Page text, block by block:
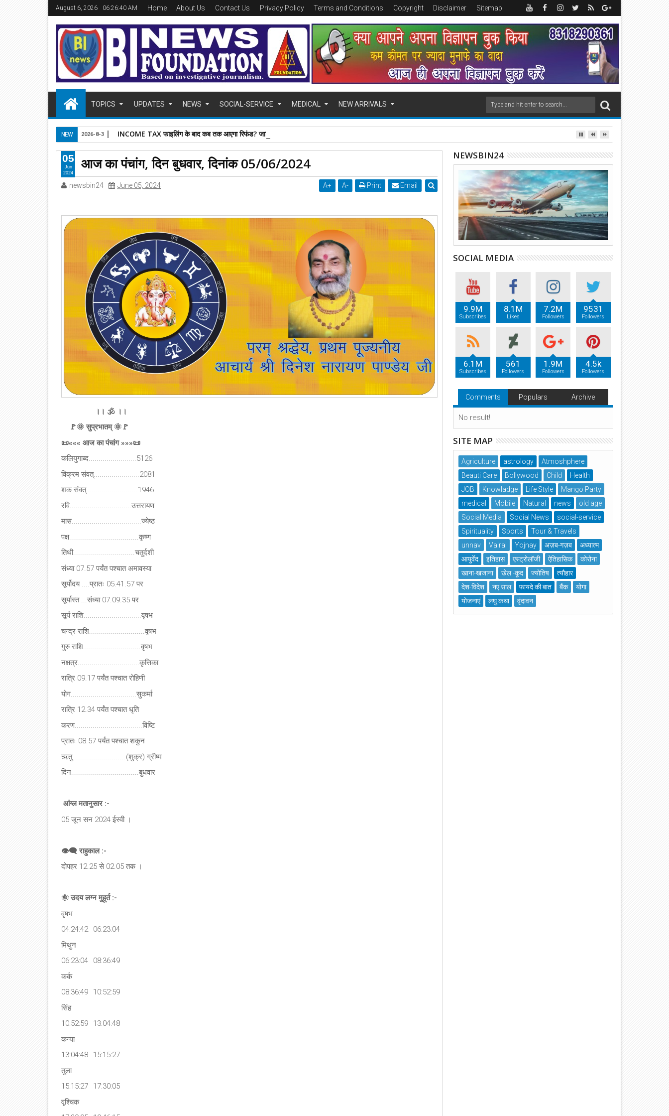
August 6, 2026 06:26:41 AM Home About Us Contact Us Privacy Policy Terms and Conditions Copyright Disclaimer Sitemap
TOPICS UPDATES NEWS SOCIAL-SERVICE MEDICAL NEW ARRIVALS
NEW INCOME TAX फाइलिंग के बाद कब तक आएगा रिफंड? जानिए कितने दिनों में मिलेगा पैसा, ऐसे चेक करें स्टेटस
2026-8-3
आज का पंचांग, दिन बुधवार, दिनांक 05/06/2024
newsbin24 June 05, 2024 A+ A- Print Email
।। 🕉️ ।।
🚩🌞 सुप्रभातम् 🌞🚩
📜««« आज का पंचांग »»»📜
कलियुगाब्द........................5126
विक्रम संवत्.......................2081
शक संवत्..........................1946
रवि...............................उत्तरायण
मास...................................ज्येष्ठ
पक्ष...................................कृष्ण
तिथी...............................चतुर्दशी
संध्या 07.57 पर्यंत पश्चात अमावस्या
सूर्योदय ....प्रातः 05.41.57 पर
सूर्यास्त ...संध्या 07.09.35 पर
सूर्य राशि.............................वृषभ
चन्द्र राशि............................वृषभ
गुरु राशि.............................वृषभ
नक्षत्र...............................कृत्तिका
रात्रि 09.17 पर्यंत पश्चात रोहिणी
योग.................................सुकर्मा
रात्रि 12.34 पर्यंत पश्चात धृति
करण..................................विष्टि
प्रातः 08.57 पर्यंत पश्चात शकुन
ऋतु...........................(शुक्र) ग्रीष्म
दिन..................................बुधवार
आंग्ल मतानुसार :-
05 जून सन 2024 ईस्वी ।
👁‍🗨 राहुकाल :-
दोपहर 12.25 से 02.05 तक ।
🌞 उदय लग्न मुहूर्त :-
वृषभ
04:24:42
06:23:04
मिथुन
06:23:04
08:36:49
कर्क
08:36:49
10:52:59
सिंह
10:52:59
13:04:48
कन्या
13:04:48
15:15:27
तुला
15:15:27
17:30:05
वृश्चिक
05
Jun
2024
NEWSBIN24
SOCIAL MEDIA
9.9M
Subscribes
8.1M
Likes
7.2M
Followers
9531
Followers
6.1M
Subscribes
561
Followers
1.9M
Followers
4.5k
Followers
Comments Populars Archive
No result!
SITE MAP
Agriculture astrology
Atmoshphere
Beauti Care
Bollywood Child
Health
JOB
Knowladge Life Style
Mango Party
medical
Mobile Natural news
old age
Social Media
Social News
social-service
Spirituality
Sports
Tour & Travels
unnav
Vairal Yojnay अज़ब-गज़ब
अध्यात्म
आयुर्वेद
इतिहास एस्ट्रोलॉजी ऐतिहासिक
कोरोना
खाना-खजाना
खेल -कूद ज्योतिष
त्यौहार
देश-विदेश
नए साल फायदे की बात बैंक
योगा
योजनाएं
लघु कथा वृंदावन